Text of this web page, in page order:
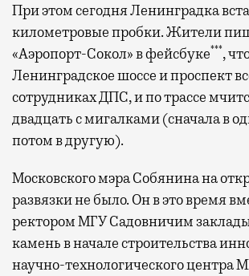
При этом сегодня Ленинградка
километровые пробки. Жители
«Аэропорт-Сокол» в фейсбуке***,
Ленинградское шоссе и проспект
сотрудниках ДПС, и по трассе
двадцать с мигалками (сначала в
потом в другую).
Московского мэра Собянина на
развязки не было. Он в это время
ректором МГУ Садовничим
камень в начале строительства
научно-технологического центра